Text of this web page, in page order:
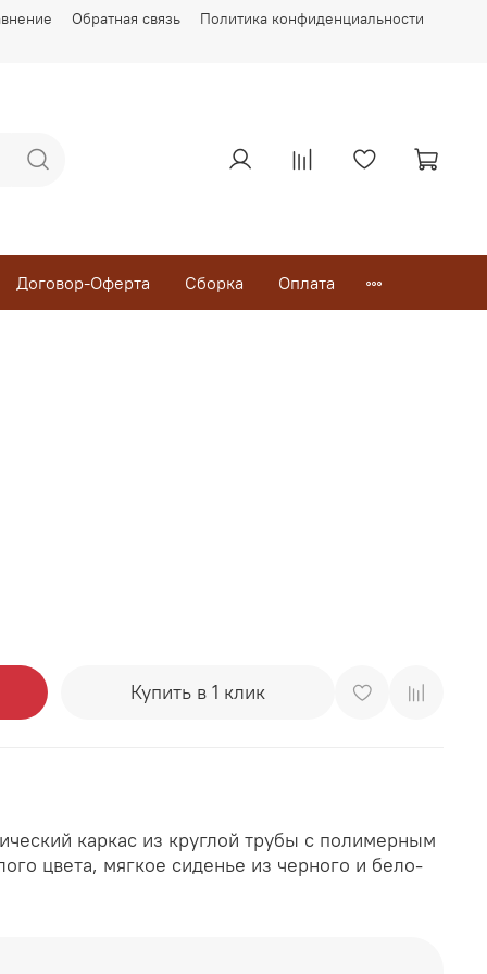
Обратная связь Политика конфиденциальности
Договор-Оферта Сборка Оплата
Купить в 1 клик
каркас из круглой трубы с полимерным
цвета, мягкое сиденье из черного и бело-